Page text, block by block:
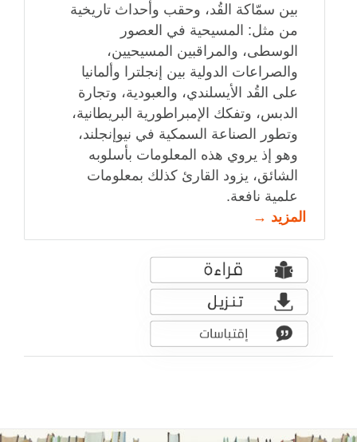
بين سمّاكة القُد، وحقب وأحداث تاريخية
من مثل: المسيحية في العصور
الوسطى، والمراقبين المسيحيين،
والصراعات الدولية بين إنجلترا وألمانيا
على القُد الأيسلندي، والعبودية، وتجارة
الدبس، وتفكك الإمبراطورية البريطانية،
وتطور الصناعة السمكية في نيوإنجلند،
وهو إذ يروي هذه المعلومات بأسلوبه
الشائق، يزود القارئ كذلك بمعلومات
علمية نافعة.
المزيد →